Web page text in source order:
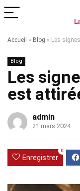
Accueil » Blog » Les
Blog
Les
est
admin
21 mars 2024
Enregistrer
0